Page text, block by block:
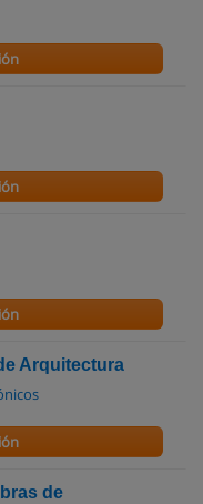
Arquitectura
de